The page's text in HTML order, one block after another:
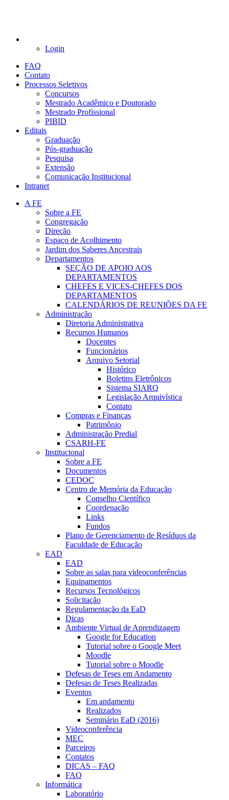
Login
FAQ
Contato
Processos Seletivos
Concursos
Mestrado Acadêmico e Doutorado
Mestrado Profissional
PIBID
Editais
Graduação
Pós-graduação
Pesquisa
Extensão
Comunicação Institucional
Intranet
A FE
Sobre a FE
Congregação
Direção
Espaço de Acolhimento
Jardim dos Saberes Ancestrais
Departamentos
SEÇÃO DE APOIO AOS
DEPARTAMENTOS
CHEFES E VICES-CHEFES DOS
DEPARTAMENTOS
CALENDÁRIOS DE REUNIÕES DA FE
Administração
Diretoria Administrativa
Recursos Humanos
Docentes
Funcionários
Arquivo Setorial
Histórico
Boletins Eletrônicos
Sistema SIARQ
Legislação Arquivística
Contato
Compras e Finanças
Patrimônio
Administração Predial
CSARH-FE
Institucional
Sobre a FE
Documentos
CEDOC
Centro de Memória da Educação
Conselho Científico
Coordenação
Links
Fundos
Plano de Gerenciamento de Resíduos da
Faculdade de Educação
EAD
EAD
Sobre as salas para videoconferências
Equipamentos
Recursos Tecnológicos
Solicitação
Regulamentação da EaD
Dicas
Ambiente Virtual de Aprendizagem
Google for Education
Tutorial sobre o Google Meet
Moodle
Tutorial sobre o Moodle
Defesas de Teses em Andamento
Defesas de Teses Realizadas
Eventos
Em andamento
Realizados
Seminário EaD (2016)
Videoconferência
MEC
Parceiros
Contatos
DICAS – FAQ
FAQ
Informática
Laboratório